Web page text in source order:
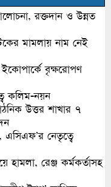
রক্তদান ও উন্নত
মামলায় নাম নেই
ইকোপার্কে বৃক্ষরোপণ
কলিম-নয়ন
উত্তর শাখার ৭
নেতৃত্বে
হামলা, রেঞ্জ কর্মকর্তাসহ